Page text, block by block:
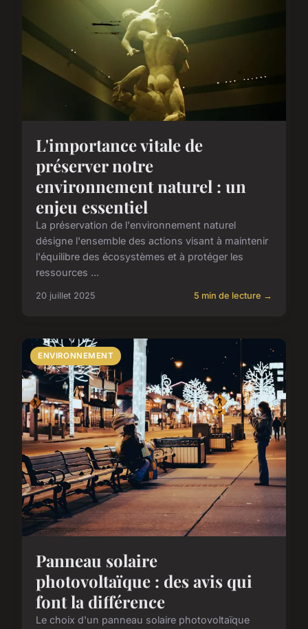
L'importance vitale de
préserver notre
environnement naturel : un
enjeu essentiel
La préservation de l'environnement naturel
désigne l'ensemble des actions visant à maintenir
l'équilibre des écosystèmes et à protéger les
ressources ...
20 juillet 2025 5 min de lecture →
ENVIRONNEMENT
Panneau solaire
photovoltaïque : des avis qui
font la différence
Le choix d'un panneau solaire photovoltaïque